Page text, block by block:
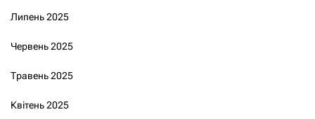
Липень 2025
Червень 2025
Травень 2025
Квітень 2025